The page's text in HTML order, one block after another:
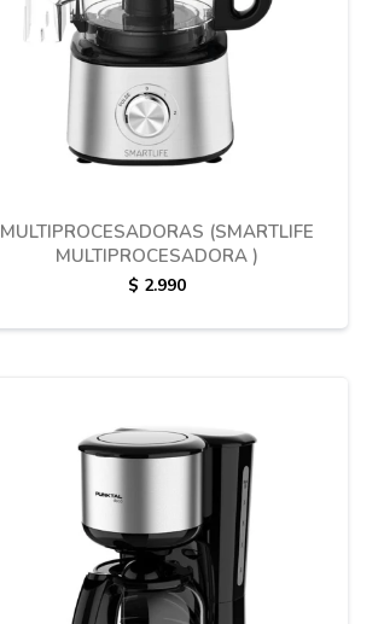
MULTIPROCESADORAS (SMARTLIFE
MULTIPROCESADORA )
$ 2.990